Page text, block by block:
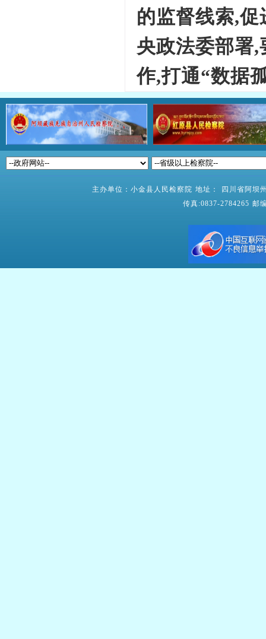
的监督线索,
央政法委部署
作,打通“数据
主办单位：小金县人民检察院 地址： 四川省阿坝
传真:0837-2784265 邮